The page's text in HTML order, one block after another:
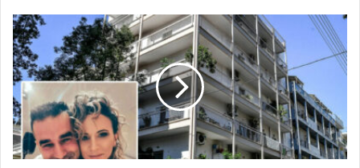
ι
κ
ή
σ
α
ς
δ
ι
ε